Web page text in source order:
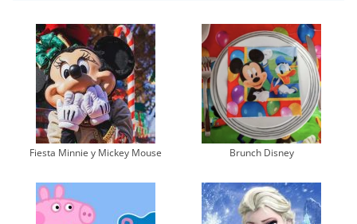
Fiesta Minnie y Mickey Mouse Brunch Disney